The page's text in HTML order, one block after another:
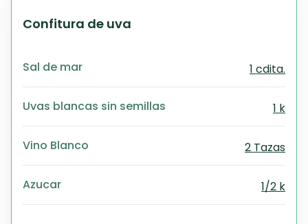
Confitura de uva
Sal de mar 1 cdita.
Uvas blancas sin semillas 1 k
Vino Blanco 2 Tazas
Azucar 1/2 k